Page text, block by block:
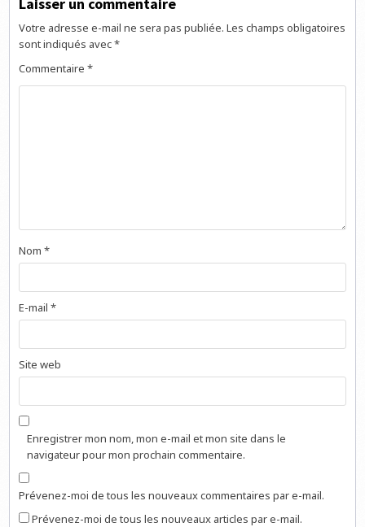
Votre adresse e-mail ne sera pas publiée. Les champs obligatoires
sont indiqués avec*
Commentaire*
Nom*
E-mail*
Site web
Enregistrer mon nom, mon e-mail et mon site dans le
navigateur pour mon prochain commentaire.
Prévenez-moi de tous les nouveaux commentaires par e-mail.
Prévenez-moi de tous les nouveaux articles par e-mail.